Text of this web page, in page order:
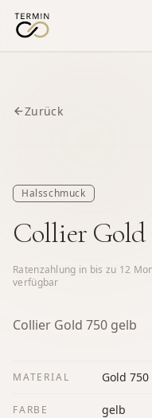
Zurück
Halsschmuck
Collier Gold
Ratenzahlung in bis zu 12
verfügbar
Collier Gold 750 gelb
MATERIAL Gold 750
FARBE gelb